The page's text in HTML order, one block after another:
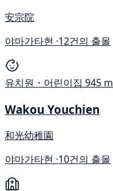
安宗院
야마가타현 ·12건의 출몰
유치원・어린이집 945 m
Wakou Youchien
和光幼稚園
야마가타현 ·10건의 출몰